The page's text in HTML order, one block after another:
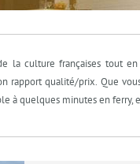
la culture françaises tout
rapport qualité/prix. Que
à quelques minutes en ferry,